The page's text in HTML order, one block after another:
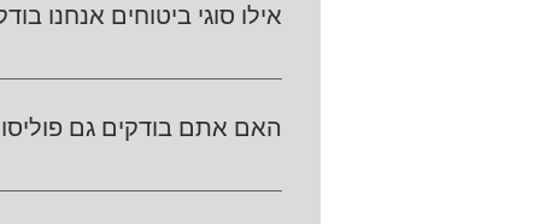
אילו סוגי ביטוחים אנחנו
אנחנו בודקים את התמונה המלאה:
האם אתם בודקים גם
כן. אנחנו בודקים גם פוליסות